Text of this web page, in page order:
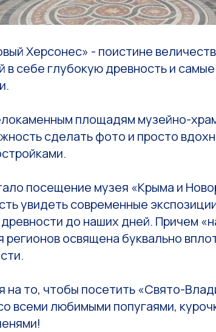
Херсонес» - поистине
в себе глубокую древность и
площадям музейно-
сделать фото и просто
посещение музея «Крыма и
увидеть современные
до наших дней. Причем
регионов освящена буквально
на то, чтобы посетить «Свято-
всеми любимыми попугаями,